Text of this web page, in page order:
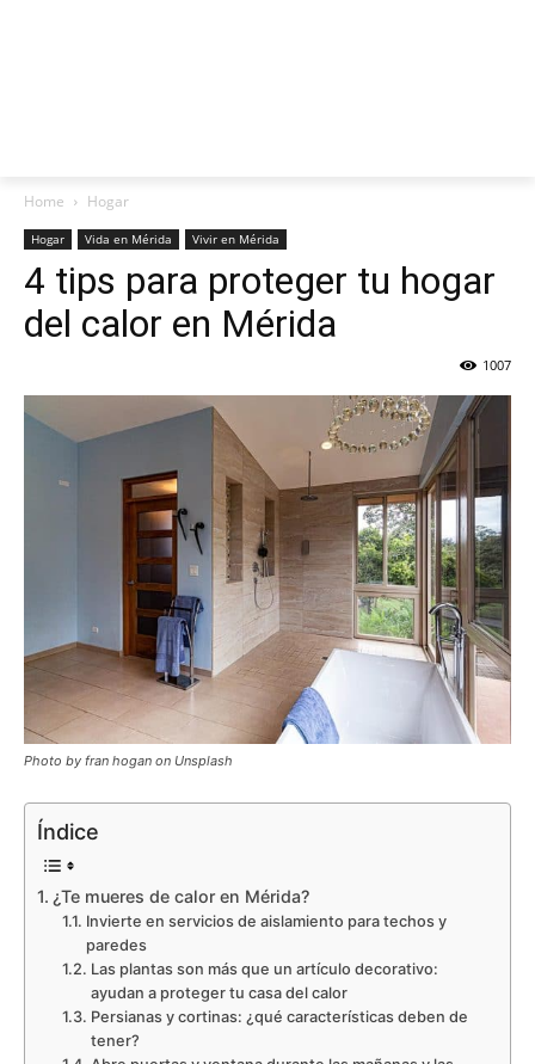
Home Hogar
Hogar Vida en Mérida Vivir en Mérida
4 tips para proteger tu hogar
del calor en Mérida
1007
Photo by fran hogan on Unsplash
Índice
¿Te mueres de calor en Mérida?
Invierte en servicios de aislamiento para techos y
paredes
Las plantas son más que un artículo decorativo:
ayudan a proteger tu casa del calor
Persianas y cortinas: ¿qué características deben de
tener?